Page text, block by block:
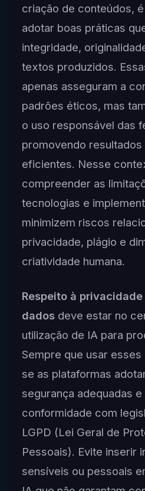
criação de conteúdos,
adotar boas práticas
integridade,
textos produzidos.
apenas asseguram a
padrões éticos, mas
o uso responsável das
promovendo
eficientes. Nesse
compreender as
tecnologias e
minimizem riscos
privacidade, plágio e
criatividade humana.
Respeito à
dadosdeve estar no
utilização de IA para
Sempre que usar
se as plataformas
segurança adequadas
conformidade com
LGPD (Lei Geral de
Pessoais). Evite inserir
sensíveis ou pessoais